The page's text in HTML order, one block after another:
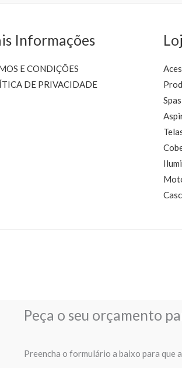
Informações
E CONDIÇÕES
DE PRIVACIDADE
Spas
Peça o seu orçamento
Preencha o formulário a baixo para que